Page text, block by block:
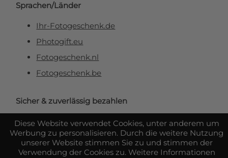
Diese Website verwendet Cookies, unter anderem um
Werbung zu personalisieren. Durch die weitere Nutzung
unserer Website stimmen Sie zu und stimmen der
Verwendung der Cookies zu. Weitere Informationen
Sprachen/Länder
Ihr-Fotogeschenk.de
Photogift.eu
Fotogeschenk.nl
Fotogeschenk.be
Sicher & zuverlässig bezahlen